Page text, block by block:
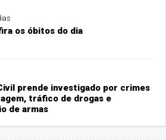
os óbitos do dia
prende investigado por crimes
tráfico de drogas e
de armas